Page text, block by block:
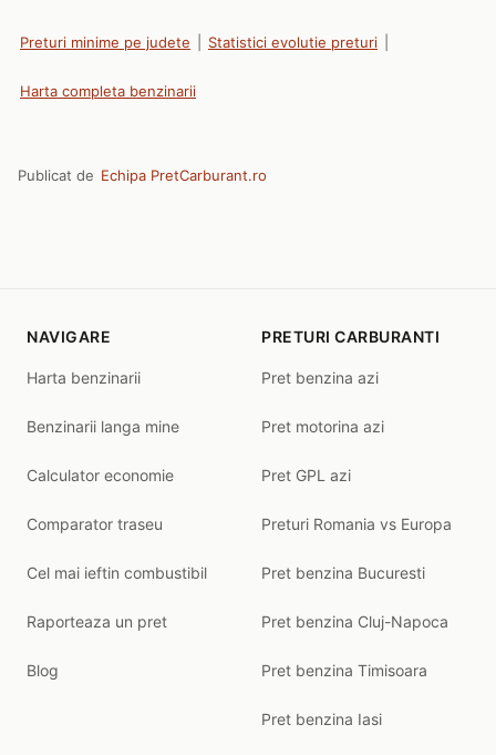
Preturi minime pe judete Statistici evolutie preturi
Harta completa benzinarii
Publicat de Echipa PretCarburant.ro
NAVIGARE
Harta benzinarii
Benzinarii langa mine
Calculator economie
Comparator traseu
Cel mai ieftin combustibil
Raporteaza un pret
Blog
PRETURI CARBURANTI
Pret benzina azi
Pret motorina azi
Pret GPL azi
Preturi Romania vs Europa
Pret benzina Bucuresti
Pret benzina Cluj-Napoca
Pret benzina Timisoara
Pret benzina Iasi